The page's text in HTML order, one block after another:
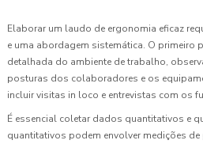
Elaborar um laudo de ergonomia eficaz
e uma abordagem sistemática. O primeiro
detalhada do ambiente de trabalho,
posturas dos colaboradores e os
incluir visitas in loco e entrevistas com os
É essencial coletar dados quantitativos e
quantitativos podem envolver medições